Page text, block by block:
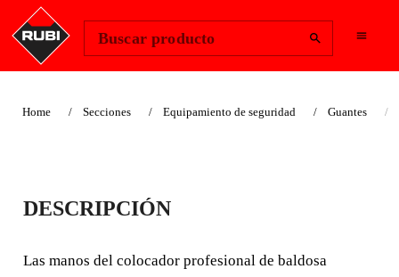
Buscar producto
Home Secciones Equipamiento de seguridad Guantes
GUANTES DE
LÁTEX RUBI
Las manos del colocador profesional de baldosa cerámica
DESCRIPCIÓN
Las manos del colocador profesional de baldosa